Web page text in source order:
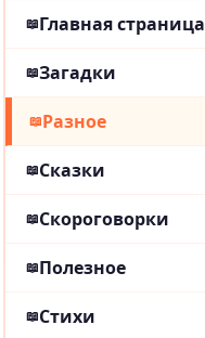
Главная страница
Загадки
Разное
Сказки
Скороговорки
Полезное
Стихи